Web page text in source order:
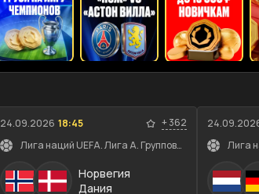
24.09.2026 18:45 +362
Лига наций UEFA. Лига A. Групповой этап
Норвегия
Дания